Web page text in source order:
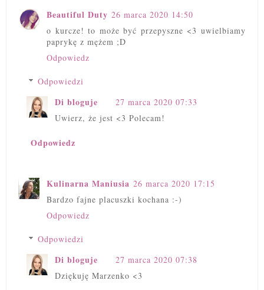
Beautiful Duty 26 marca 2020 14:50
o kurcze! to może być przepyszne <3 uwielbiamy
paprykę z mężem ;D
Odpowiedz
Odpowiedzi
Di bloguje
27 marca 2020 07:33
Uwierz, że jest <3 Polecam!
Odpowiedz
Kulinarna Maniusia 26 marca 2020 17:15
Bardzo fajne placuszki kochana :-)
Odpowiedz
Odpowiedzi
Di bloguje
27 marca 2020 07:38
Dziękuję Marzenko <3